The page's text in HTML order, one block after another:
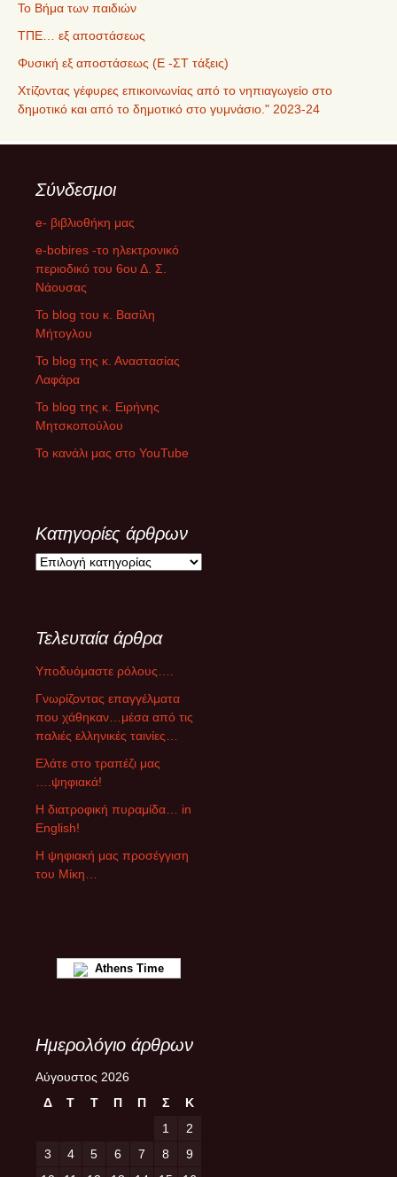
Το Βήμα των παιδιών
ΤΠΕ… εξ αποστάσεως
Φυσική εξ αποστάσεως (Ε -ΣΤ τάξεις)
Χτίζοντας γέφυρες επικοινωνίας από το νηπιαγωγείο στο
δημοτικό και από το δημοτικό στο γυμνάσιο." 2023-24
Σύνδεσμοι
e- βιβλιοθήκη μας
e-bobires -το ηλεκτρονικό
περιοδικό του 6ου Δ. Σ.
Νάουσας
To blog του κ. Βασίλη
Μήτογλου
Το blog της κ. Αναστασίας
Λαφάρα
Το blog της κ. Ειρήνης
Μητσκοπούλου
Το κανάλι μας στο YouTube
Κατηγορίες άρθρων
Κ
γ
ρ
ί
ρ
θ
ρ
ω
Τελευταία άρθρα
Υποδυόμαστε ρόλους….
Γνωρίζοντας επαγγέλματα
που χάθηκαν…μέσα από τις
παλιές ελληνικές ταινίες…
Ελάτε στο τραπέζι μας
….ψηφιακά!
Η διατροφική πυραμίδα… in
English!
Η ψηφιακή μας προσέγγιση
του Μίκη…
Athens Time
Ημερολόγιο άρθρων
Αύγουστος 2026
Δ
Τ Τ Π Π Σ
Κ
1
2
3
4 5 6 7 8
9